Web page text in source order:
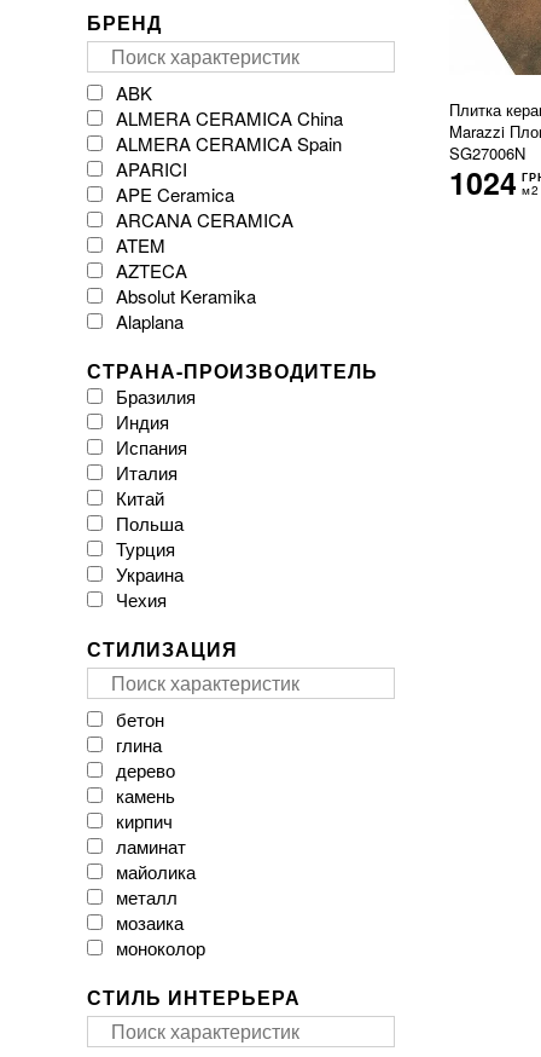
Плитка
Marazzi
SG27006N
1024 м2
БРЕНД
ABK
ALMERA CERAMICA China
ALMERA CERAMICA Spain
APARICI
APE Ceramica
ARCANA CERAMICA
ATEM
AZTECA
Absolut Keramika
Alaplana
Arklam
Atlas Concorde
Atrium
Azulejos Benadresa
BESTILE
Baldocer
CAESAR
CASA CERAMICA
CERACASA CERAMICA
CERAMA MARKET
CERAMICHE BRENNERO
CasaInfinita
Ceramica Santa Claus
Ceramika Color
Ceramika Gres
Ceramika Konskie
Cerpa
Cerrad
Cersanit
Cicogres
Click Ceramica
Cristal Ceramica
Dual Gres
EXAGRES
Ecoceramic
СТРАНА-ПРОИЗВОДИТЕЛЬ
Бразилия
Индия
Испания
Италия
Китай
Польша
Турция
Украина
Чехия
СТИЛИЗАЦИЯ
бетон
глина
дерево
камень
кирпич
ламинат
майолика
металл
мозаика
моноколор
оникс
паркет
пэчворк
СТИЛЬ ИНТЕРЬЕРА